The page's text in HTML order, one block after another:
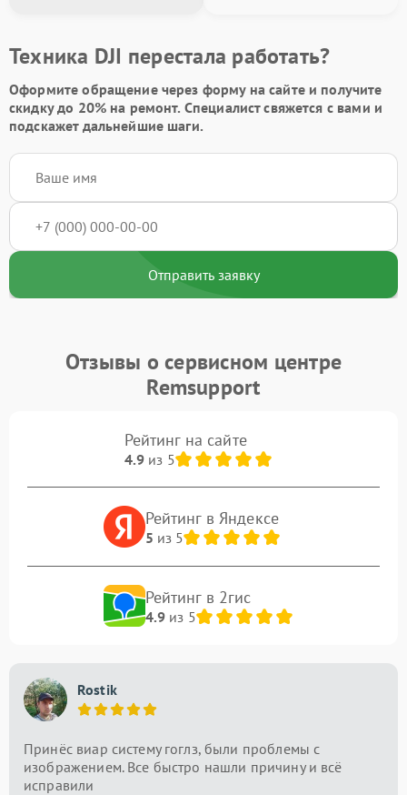
Техника DJI перестала работать?
Оформите обращение через форму на сайте и получите
скидку до 20%на ремонт. Специалист свяжется с вами и
подскажет дальнейшие шаги.
Отправить заявку
Отзывы о сервисном центре
Remsupport
Рейтинг на сайте
4.9из 5
Рейтинг в Яндексе
5 из 5
Рейтинг в 2гис
4.9из 5
Rostik
Принёс виар систему гоглз, были проблемы с
изображением. Все быстро нашли причину и всё
исправили